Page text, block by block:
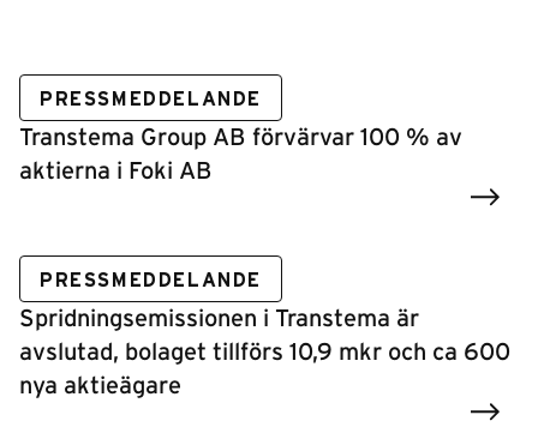
PRESSMEDDELANDE
Transtema Group AB förvärvar 100 % av
aktierna i Foki AB
PRESSMEDDELANDE
Spridningsemissionen i Transtema är
avslutad, bolaget tillförs 10,9 mkr och ca 600
nya aktieägare